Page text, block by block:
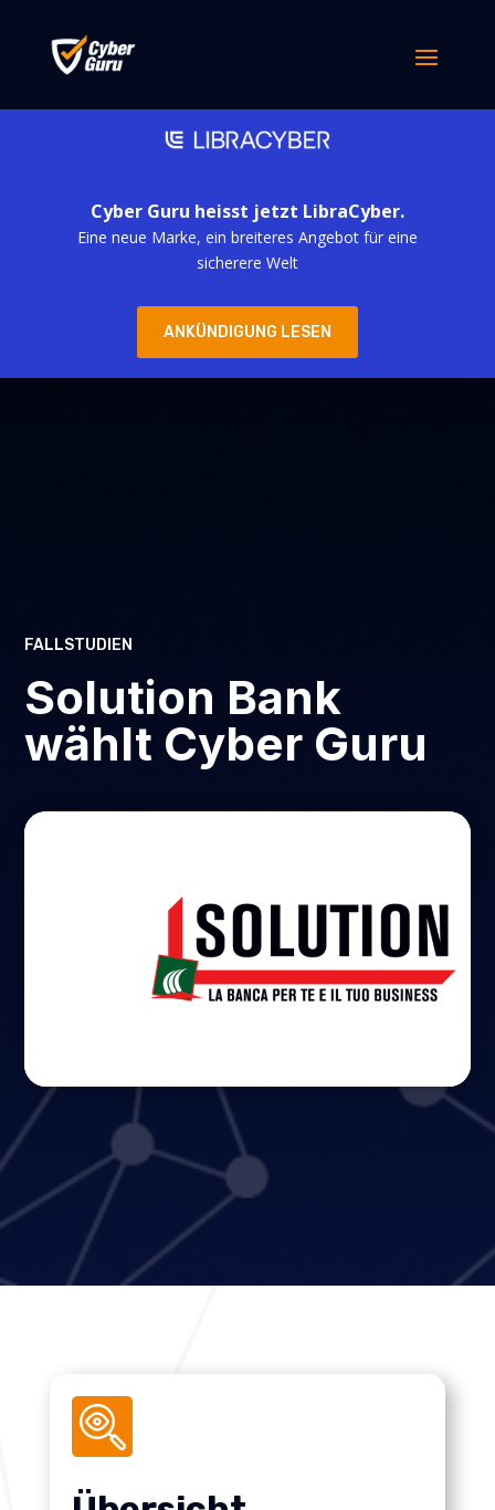
Cyber Guru heisst jetzt LibraCyber.
Eine neue Marke, ein breiteres Angebot für eine
sicherere Welt
ANKÜNDIGUNG LESEN
FALLSTUDIEN
Solution Bank
wählt Cyber Guru